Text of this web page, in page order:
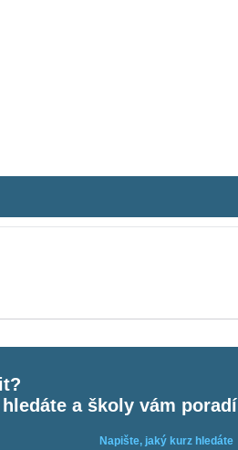
a školy vám poradí
Napište, jaký kurz hledáte